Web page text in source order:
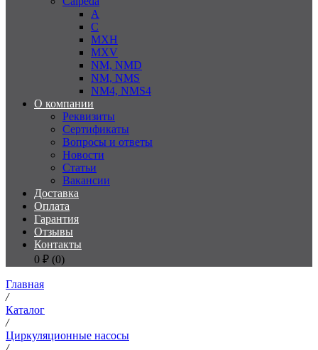
A
C
MXH
MXV
NM, NMD
NM, NMS
NM4, NMS4
О компании
Реквизиты
Сертификаты
Вопросы и ответы
Новости
Статьи
Вакансии
Доставка
Оплата
Гарантия
Отзывы
Контакты
0 ₽ (0)
Главная
/
Каталог
/
Циркуляционные насосы